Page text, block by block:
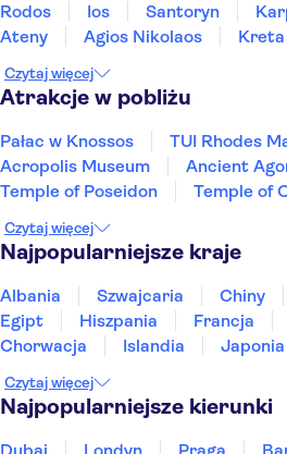
Rodos
Ios Santoryn
Ateny
Agios Nikolaos Kreta
Czytaj więcej
Atrakcje w pobliżu
Pałac w Knossos TUI Rhodes
Acropolis Museum
Ancient
Temple of Poseidon
Temple of
Heraklion Archaeological Museum
Athens Archeological Museum
Elafonisi
Paleokastritsa
Santorini Volcano
Czytaj więcej
Najpopularniejsze kraje
Albania Szwajcaria Chiny
Egipt
Hiszpania Francja
Chorwacja
Islandia Japonia
Tunezja
Turcja Wietnam
Czytaj więcej
Najpopularniejsze kierunki